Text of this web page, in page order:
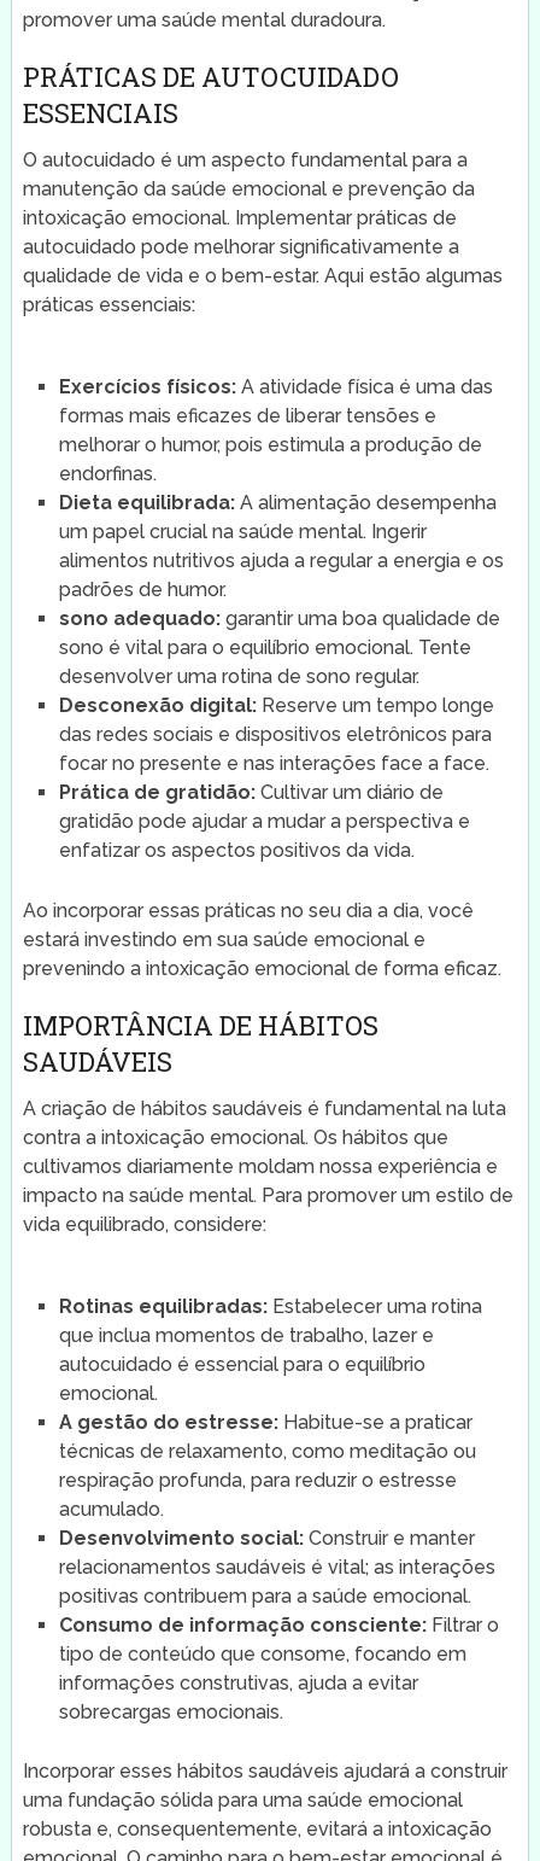
promover uma saúde mental duradoura.
PRÁTICAS DE AUTOCUIDADO
ESSENCIAIS
O autocuidado é um aspecto fundamental para a
manutenção da saúde emocional e prevenção da
intoxicação emocional. Implementar práticas de
autocuidado pode melhorar significativamente a
qualidade de vida e o bem-estar. Aqui estão algumas
práticas essenciais:
Exercícios físicos:A atividade física é uma das
formas mais eficazes de liberar tensões e
melhorar o humor, pois estimula a produção de
endorfinas.
Dieta equilibrada:A alimentação desempenha
um papel crucial na saúde mental. Ingerir
alimentos nutritivos ajuda a regular a energia e os
padrões de humor.
sono adequado:garantir uma boa qualidade de
sono é vital para o equilíbrio emocional. Tente
desenvolver uma rotina de sono regular.
Desconexão digital:Reserve um tempo longe
das redes sociais e dispositivos eletrônicos para
focar no presente e nas interações face a face.
Prática de gratidão:Cultivar um diário de
gratidão pode ajudar a mudar a perspectiva e
enfatizar os aspectos positivos da vida.
Ao incorporar essas práticas no seu dia a dia, você
estará investindo em sua saúde emocional e
prevenindo a intoxicação emocional de forma eficaz.
IMPORTÂNCIA DE HÁBITOS
SAUDÁVEIS
A criação de hábitos saudáveis é fundamental na luta
contra a intoxicação emocional. Os hábitos que
cultivamos diariamente moldam nossa experiência e
impacto na saúde mental. Para promover um estilo de
vida equilibrado, considere:
Rotinas equilibradas:Estabelecer uma rotina
que inclua momentos de trabalho, lazer e
autocuidado é essencial para o equilíbrio
emocional.
A gestão do estresse:Habitue-se a praticar
técnicas de relaxamento, como meditação ou
respiração profunda, para reduzir o estresse
acumulado.
Desenvolvimento social:Construir e manter
relacionamentos saudáveis é vital; as interações
positivas contribuem para a saúde emocional.
Consumo de informação consciente:Filtrar o
tipo de conteúdo que consome, focando em
informações construtivas, ajuda a evitar
sobrecargas emocionais.
Incorporar esses hábitos saudáveis ajudará a construir
uma fundação sólida para uma saúde emocional
robusta e, consequentemente, evitará a intoxicação